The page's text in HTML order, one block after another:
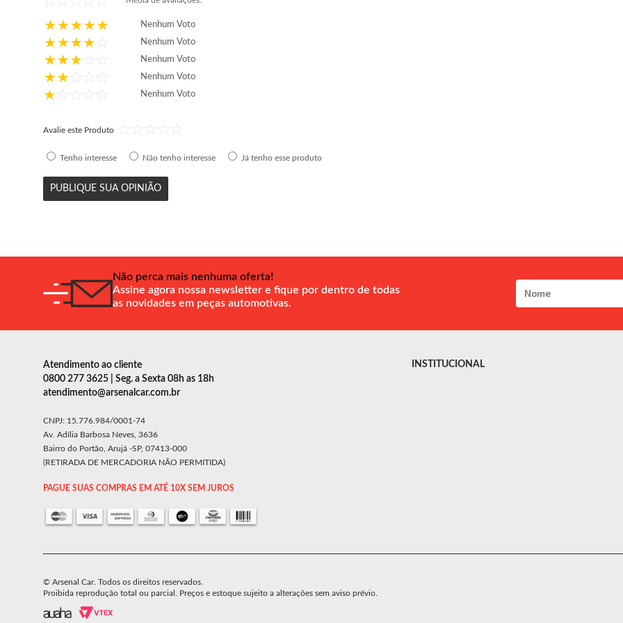
Nenhum Voto
Nenhum Voto
Nenhum Voto
Nenhum Voto
Nenhum Voto
Avalie este Produto
Tenho interesse Não tenho interesse Já tenho esse produto
PUBLIQUE SUA OPINIÃO
Não perca mais nenhuma oferta!
Assine agora nossa newsletter e fique por dentro de todas
as novidades em peças automotivas.
Atendimento ao cliente
0800 277 3625 | Seg. a Sexta 08h as 18h
atendimento@arsenalcar.com.br
CNPJ: 15.776.984/0001-74
Av. Adília Barbosa Neves, 3636
Bairro do Portão, Arujá -SP, 07413-000
(RETIRADA DE MERCADORIA NÃO PERMITIDA)
PAGUE SUAS COMPRAS EM ATÉ 10X SEM JUROS
INSTITUCIONAL
© Arsenal Car. Todos os direitos reservados.
Proibida reprodução total ou parcial. Preços e estoque sujeito a alterações sem aviso prévio.